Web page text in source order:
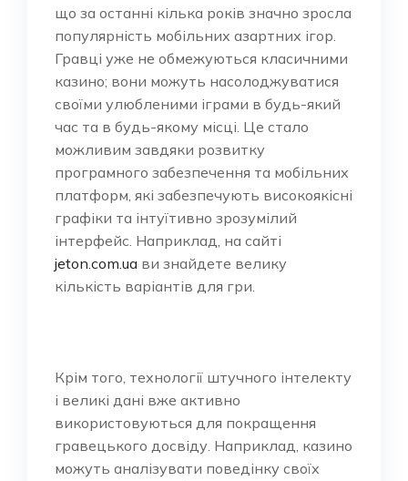
що за останні кілька років значно зросла
популярність мобільних азартних ігор.
Гравці уже не обмежуються класичними
казино; вони можуть насолоджуватися
своїми улюбленими іграми в будь-який
час та в будь-якому місці. Це стало
можливим завдяки розвитку
програмного забезпечення та мобільних
платформ, які забезпечують високоякісні
графіки та інтуїтивно зрозумілий
інтерфейс. Наприклад, на сайті
jeton.com.ua ви знайдете велику
кількість варіантів для гри.
Крім того, технології штучного інтелекту
і великі дані вже активно
використовуються для покращення
гравецького досвіду. Наприклад, казино
можуть аналізувати поведінку своїх